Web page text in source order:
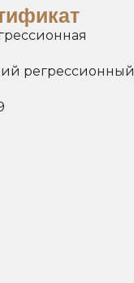
регрессионный